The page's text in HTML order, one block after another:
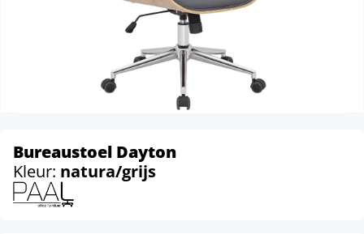
Bureaustoel Dayton
Kleur: natura/grijs